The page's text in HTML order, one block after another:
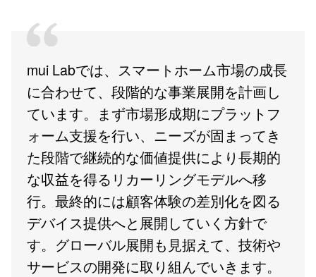
mui Labでは、スマートホーム市場の成長
に合わせて、段階的な事業展開を計画し
ています。まず市場形成期にプラットフ
ォーム支援を行い、ニーズが固まってき
た段階で継続的な価値提供により長期的
な収益を得るリカーリングモデルへ移
行。最終的には顧客体験の差別化を図る
デバイス提供へと展開していく方針で
す。グローバル展開も見据えて、技術や
サービスの開発に取り組んでいきます。